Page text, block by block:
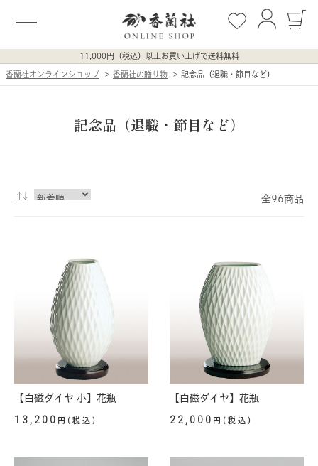
11,000円（税込）以上お買い上げで送料無料
香蘭社オンラインショップ 香蘭社の贈り物 記念品（退職・節目など）
記念品（退職・節目など）
全96商品
【白磁ダイヤ 小】花瓶
13,200 円(税込)
【白磁ダイヤ】花瓶
22,000 円(税込)